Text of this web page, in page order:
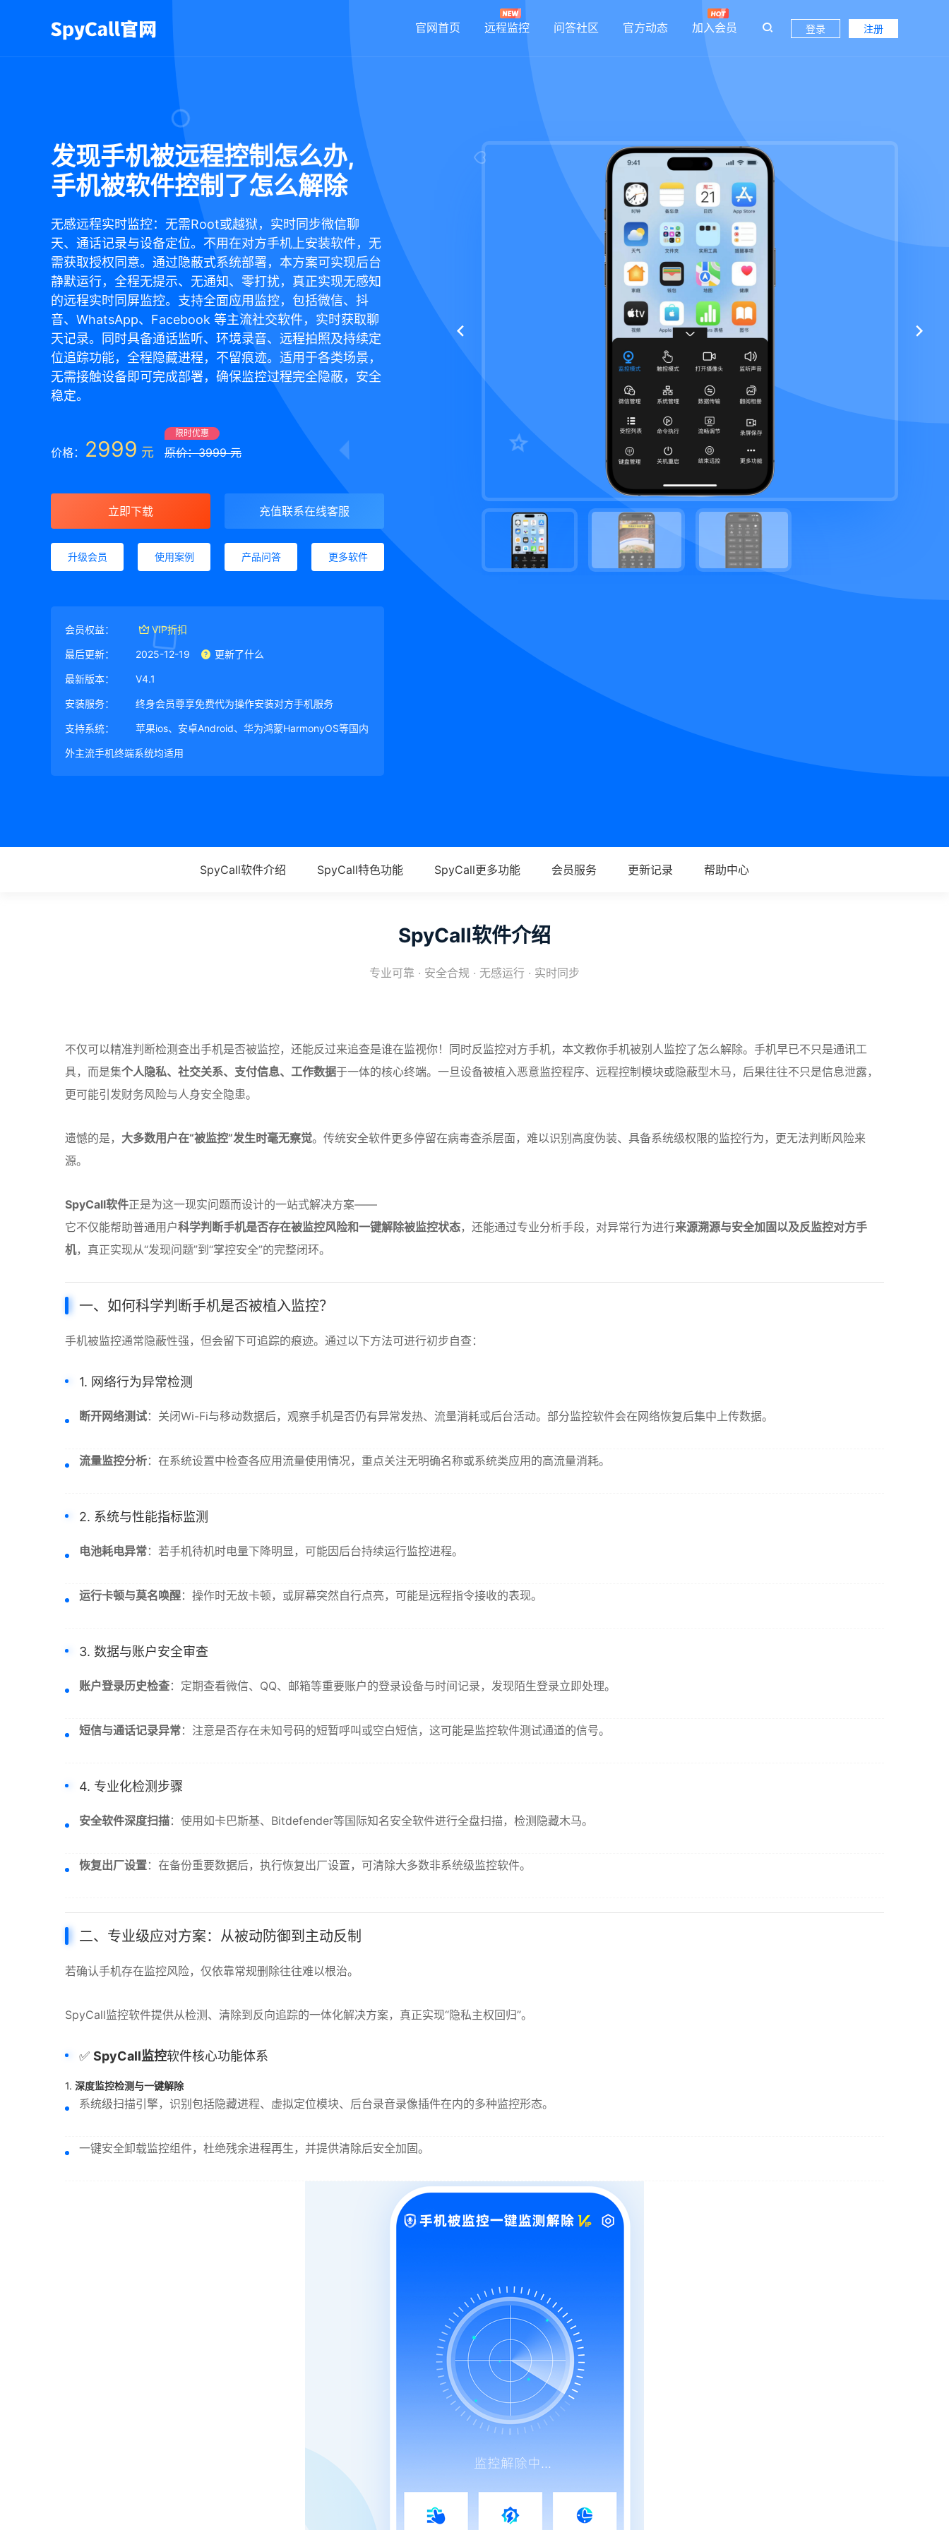
官网首页 远程监控 问答社区 官方动态 加入会员 登录 注册
发现手机被远程控制怎么办,
手机被软件控制了怎么解除
无感远程实时监控：无需Root或越狱，实时同步微信聊
天、通话记录与设备定位。不用在对方手机上安装软件，无
需获取授权同意。通过隐蔽式系统部署，本方案可实现后台
静默运行，全程无提示、无通知、零打扰，真正实现无感知
的远程实时同屏监控。支持全面应用监控，包括微信、抖
音、WhatsApp、Facebook 等主流社交软件，实时获取聊
天记录。同时具备通话监听、环境录音、远程拍照及持续定
位追踪功能，全程隐藏进程，不留痕迹。适用于各类场景，
无需接触设备即可完成部署，确保监控过程完全隐蔽，安全
稳定。
价格： 2999 元
限时优惠
原价：3999 元
立即下载 充值联系在线客服
升级会员 使用案例 产品问答 更多软件
会员权益： VIP折扣
最后更新： 2025-12-19 更新了什么
最新版本： V4.1
安装服务： 终身会员尊享免费代为操作安装对方手机服务
支持系统： 苹果ios、安卓Android、华为鸿蒙HarmonyOS等国内
外主流手机终端系统均适用
SpyCall软件介绍 SpyCall特色功能 SpyCall更多功能 会员服务 更新记录 帮助中心
SpyCall软件介绍
专业可靠 · 安全合规 · 无感运行 · 实时同步
不仅可以精准判断检测查出手机是否被监控，还能反过来追查是谁在监视你！同时反监控对方手机，本文教你手机被别人监控了怎么解除。手机早已不只是通讯工
具，而是集个人隐私、社交关系、支付信息、工作数据于一体的核心终端。一旦设备被植入恶意监控程序、远程控制模块或隐蔽型木马，后果往往不只是信息泄露，
更可能引发财务风险与人身安全隐患。
遗憾的是， 大多数用户在“被监控”发生时毫无察觉。传统安全软件更多停留在病毒查杀层面，难以识别高度伪装、具备系统级权限的监控行为，更无法判断风险来
源。
SpyCall软件正是为这一现实问题而设计的一站式解决方案——
它不仅能帮助普通用户科学判断手机是否存在被监控风险和一键解除被监控状态，还能通过专业分析手段，对异常行为进行来源溯源与安全加固以及反监控对方手
机，真正实现从“发现问题”到“掌控安全”的完整闭环。
一、如何科学判断手机是否被植入监控？
手机被监控通常隐蔽性强，但会留下可追踪的痕迹。通过以下方法可进行初步自查：
1. 网络行为异常检测
断开网络测试：关闭Wi-Fi与移动数据后，观察手机是否仍有异常发热、流量消耗或后台活动。部分监控软件会在网络恢复后集中上传数据。
流量监控分析：在系统设置中检查各应用流量使用情况，重点关注无明确名称或系统类应用的高流量消耗。
2. 系统与性能指标监测
电池耗电异常：若手机待机时电量下降明显，可能因后台持续运行监控进程。
运行卡顿与莫名唤醒：操作时无故卡顿，或屏幕突然自行点亮，可能是远程指令接收的表现。
3. 数据与账户安全审查
账户登录历史检查：定期查看微信、QQ、邮箱等重要账户的登录设备与时间记录，发现陌生登录立即处理。
短信与通话记录异常：注意是否存在未知号码的短暂呼叫或空白短信，这可能是监控软件测试通道的信号。
4. 专业化检测步骤
安全软件深度扫描：使用如卡巴斯基、Bitdefender等国际知名安全软件进行全盘扫描，检测隐藏木马。
恢复出厂设置：在备份重要数据后，执行恢复出厂设置，可清除大多数非系统级监控软件。
二、专业级应对方案：从被动防御到主动反制
若确认手机存在监控风险，仅依靠常规删除往往难以根治。
SpyCall监控软件提供从检测、清除到反向追踪的一体化解决方案，真正实现“隐私主权回归”。
✅ SpyCall监控软件核心功能体系
1. 深度监控检测与一键解除
系统级扫描引擎，识别包括隐藏进程、虚拟定位模块、后台录音录像插件在内的多种监控形态。
一键安全卸载监控组件，杜绝残余进程再生，并提供清除后安全加固。